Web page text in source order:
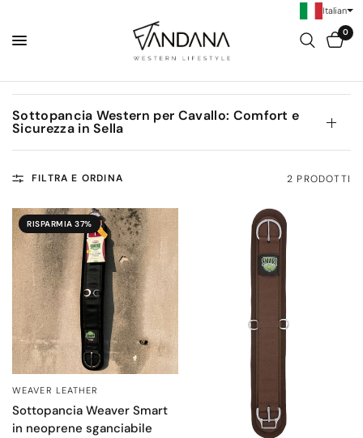
0
Sottopancia Western per Cavallo: Comfort e
Sicurezza in Sella
FILTRA E ORDINA 2 PRODOTTI
RISPARMIA 37%
OCCHIATA VELOCE
WEAVER LEATHER
Sottopancia Weaver Smart
in neoprene sganciabile
Italian